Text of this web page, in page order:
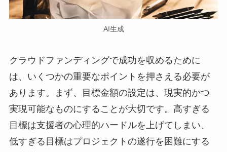
AI生成
クラウドファンディングで成功を収めるために
は、いくつかの重要なポイントを押さえる必要が
あります。まず、目標金額の設定は、現実的かつ
実現可能なものにすることが大切です。高すぎる
目標は支援者の心理的ハードルを上げてしまい、
低すぎる目標はプロジェクトの遂行を困難にする